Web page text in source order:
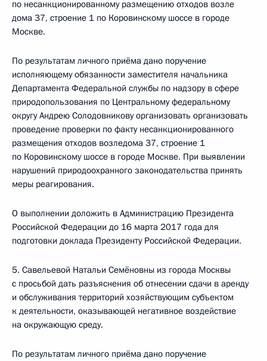
по несанкционированному размещению отходов возле
дома 37, строение 1 по Коровинскому шоссе в городе
Москве.
По результатам личного приёма дано поручение
исполняющему обязанности заместителя начальника
Департамента Федеральной службы по надзору в сфере
природопользования по Центральному федеральному
округу Андрею Солодовникову организовать организовать
проведение проверки по факту несанкционированного
размещения отходов возледома 37, строение 1
по Коровинскому шоссе в городе Москве. При выявлении
нарушений природоохранного законодательства принять
меры реагирования.
О выполнении доложить в Администрацию Президента
Российской Федерации до 16 марта 2017 года для
подготовки доклада Президенту Российской Федерации.
5. Савельевой Натальи Семёновны из города Москвы
с просьбой дать разъяснения об отнесении сдачи в аренду
и обслуживания территорий хозяйствующим субъектом
к деятельности, оказывающей негативное воздействие
на окружающую среду.
По результатам личного приёма дано поручение